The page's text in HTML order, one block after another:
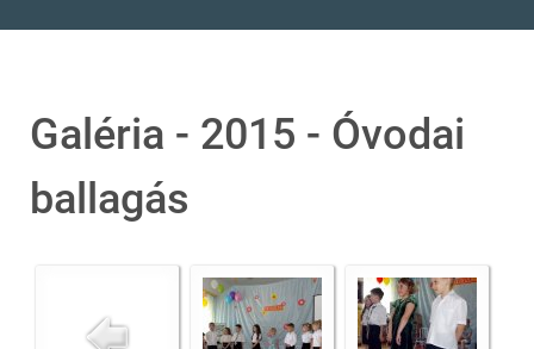
Galéria - 2015 - Óvodai
ballagás